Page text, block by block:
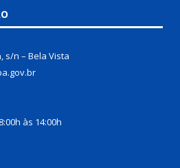
s/n – Bela Vista
às 14:00h